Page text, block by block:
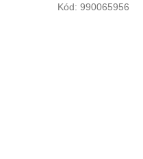
Kód: 990065956